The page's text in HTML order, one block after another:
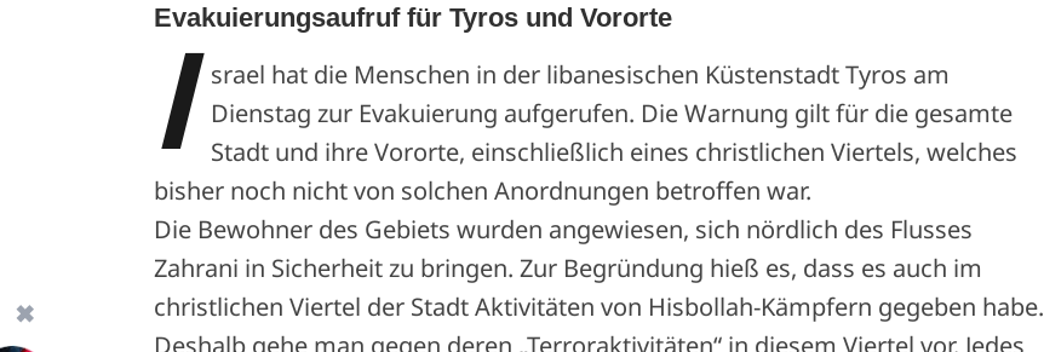
Evakuierungsaufruf für Tyros und Vororte
I
srael hat die Menschen in der libanesischen Küstenstadt Tyros am
Dienstag zur Evakuierung aufgerufen. Die Warnung gilt für die gesamte
Stadt und ihre Vororte, einschließlich eines christlichen Viertels, welches
bisher noch nicht von solchen Anordnungen betroffen war.
Die Bewohner des Gebiets wurden angewiesen, sich nördlich des Flusses
Zahrani in Sicherheit zu bringen. Zur Begründung hieß es, dass es auch im
christlichen Viertel der Stadt Aktivitäten von Hisbollah-Kämpfern gegeben habe.
Deshalb gehe man gegen deren „Terroraktivitäten“ in diesem Viertel vor. Jedes
✖